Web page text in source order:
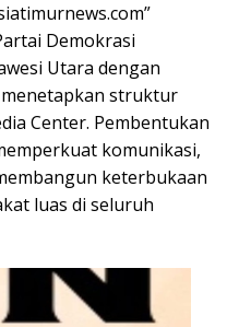
Demokrasi
Utara dengan
struktur
Center. Pembentukan
komunikasi,
keterbukaan
luas di seluruh